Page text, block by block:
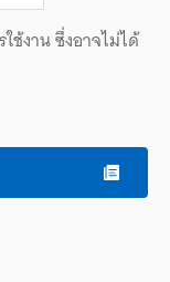
ช้งาน ซึ่งอาจไม่ได้